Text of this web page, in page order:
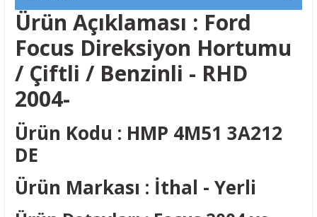
Ürün Açıklaması : Ford
Focus Direksiyon Hortumu
/ Çiftli / Benzinli - RHD
2004-
Ürün Kodu : HMP 4M51 3A212
DE
Ürün Markası : İthal - Yerli